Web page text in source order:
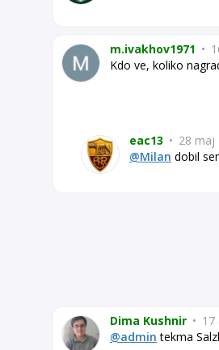
m.ivakhov1971 •
Kdo ve, koliko
eac13 • 28 maj
@Milan dobil
Dima Kushnir • 17
@admin tekma